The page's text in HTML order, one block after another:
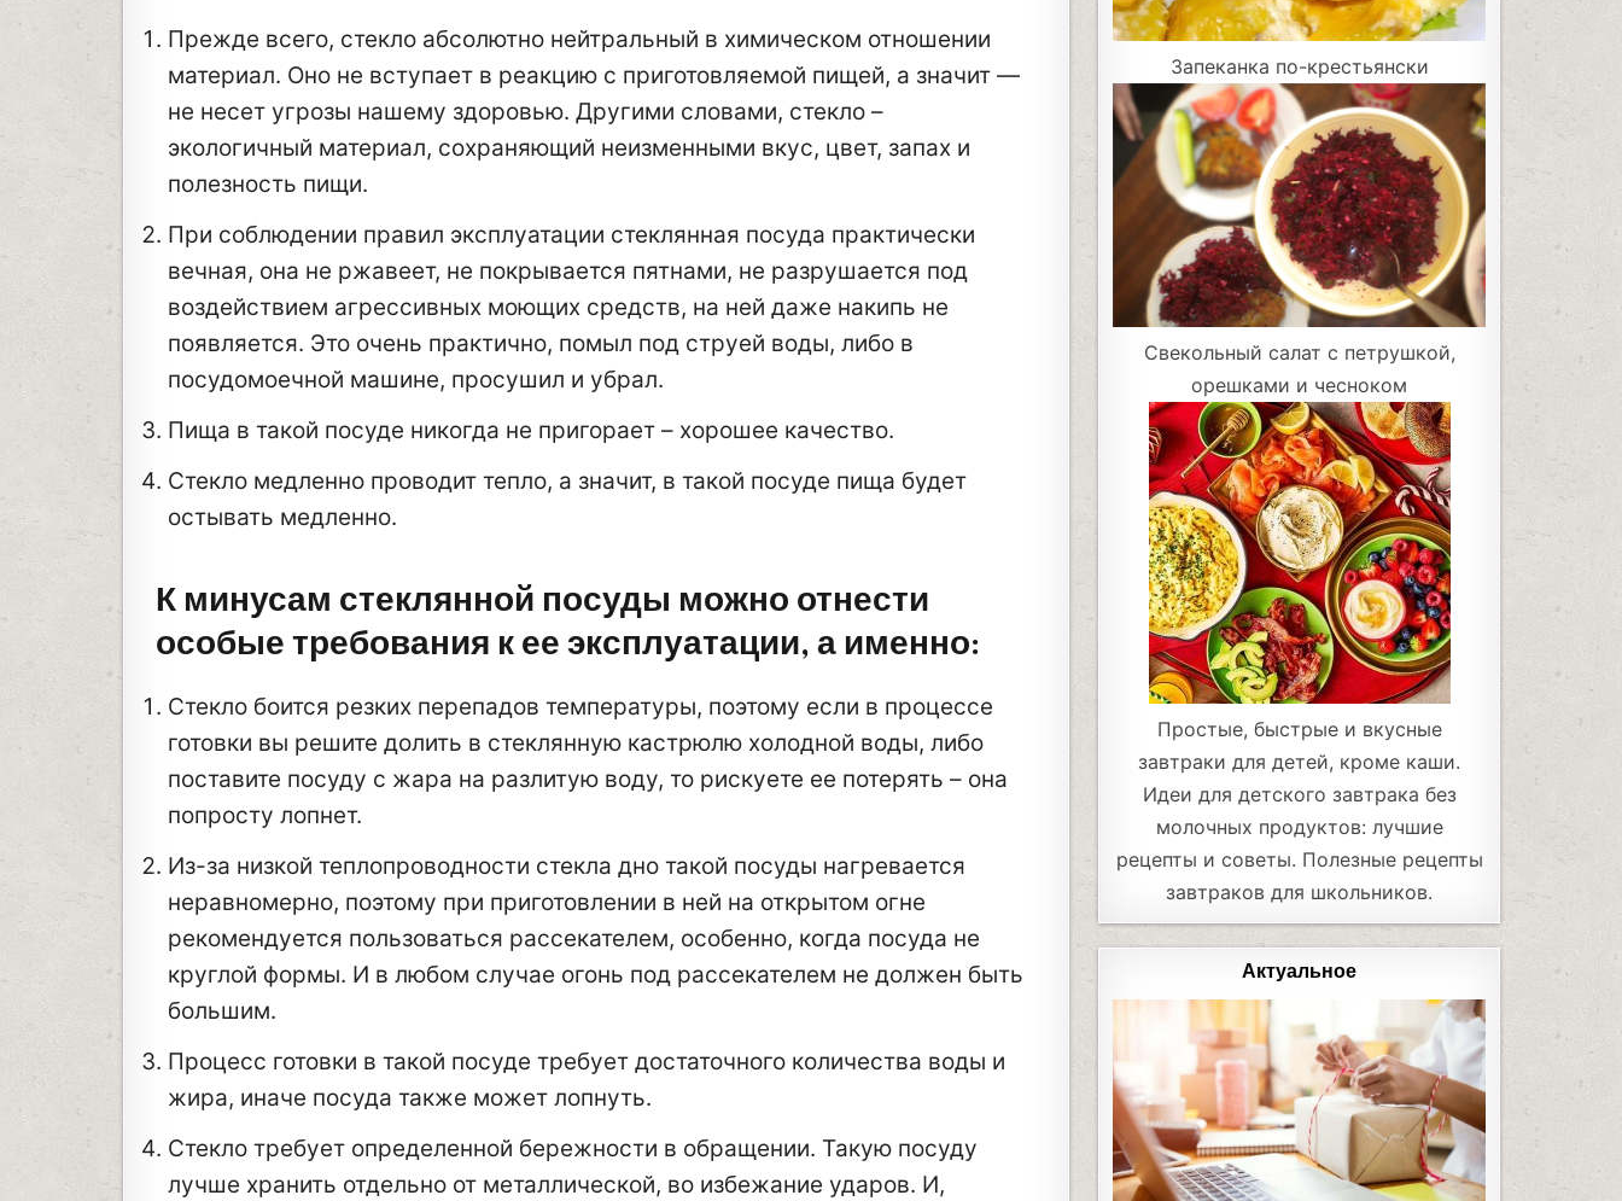
Прежде всего, стекло абсолютно нейтральный в химическом отношении
материал. Оно не вступает в реакцию с приготовляемой пищей, а значит —
не несет угрозы нашему здоровью. Другими словами, стекло –
экологичный материал, сохраняющий неизменными вкус, цвет, запах и
полезность пищи.
При соблюдении правил эксплуатации стеклянная посуда практически
вечная, она не ржавеет, не покрывается пятнами, не разрушается под
воздействием агрессивных моющих средств, на ней даже накипь не
появляется. Это очень практично, помыл под струей воды, либо в
посудомоечной машине, просушил и убрал.
Пища в такой посуде никогда не пригорает – хорошее качество.
Стекло медленно проводит тепло, а значит, в такой посуде пища будет
остывать медленно.
К минусам стеклянной посуды можно отнести
особые требования к ее эксплуатации, а именно:
Стекло боится резких перепадов температуры, поэтому если в процессе
готовки вы решите долить в стеклянную кастрюлю холодной воды, либо
поставите посуду с жара на разлитую воду, то рискуете ее потерять – она
попросту лопнет.
Из-за низкой теплопроводности стекла дно такой посуды нагревается
неравномерно, поэтому при приготовлении в ней на открытом огне
рекомендуется пользоваться рассекателем, особенно, когда посуда не
круглой формы. И в любом случае огонь под рассекателем не должен быть
большим.
Процесс готовки в такой посуде требует достаточного количества воды и
жира, иначе посуда также может лопнуть.
Стекло требует определенной бережности в обращении. Такую посуду
лучше хранить отдельно от металлической, во избежание ударов. И,
Запеканка по-крестьянски
Свекольный салат с петрушкой,
орешками и чесноком
Простые, быстрые и вкусные
завтраки для детей, кроме каши.
Идеи для детского завтрака без
молочных продуктов: лучшие
рецепты и советы. Полезные рецепты
завтраков для школьников.
Актуальное